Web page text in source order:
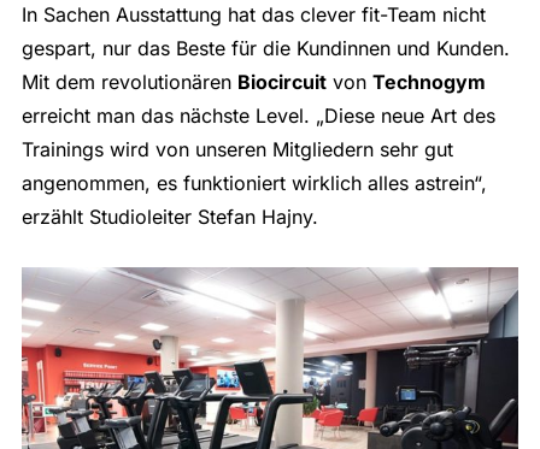
In Sachen Ausstattung hat das clever fit-Team nicht
gespart, nur das Beste für die Kundinnen und Kunden.
Mit dem revolutionären Biocircuitvon Technogym
erreicht man das nächste Level. „Diese neue Art des
Trainings wird von unseren Mitgliedern sehr gut
angenommen, es funktioniert wirklich alles astrein“,
erzählt Studioleiter Stefan Hajny.